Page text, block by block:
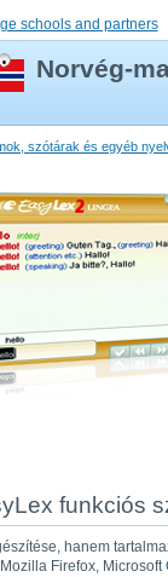
schools and partners
Norvég-
szótárak és egyéb
funkciós
hanem
Firefox,